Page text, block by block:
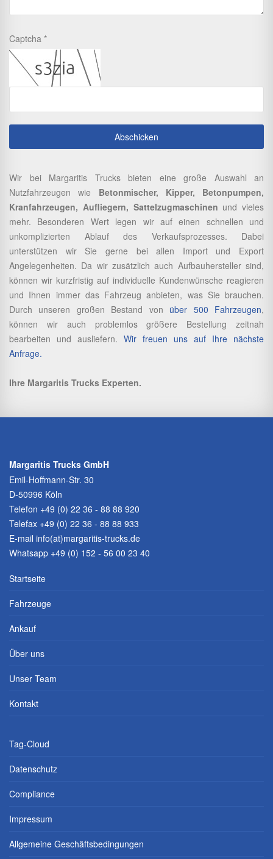
Captcha
Wir bei Margaritis Trucks bieten eine große Auswahl an
Nutzfahrzeugen wie Betonmischer, Kipper, Betonpumpen,
Kranfahrzeugen, Aufliegern, Sattelzugmaschinen und vieles
mehr. Besonderen Wert legen wir auf einen schnellen und
unkomplizierten Ablauf des Verkaufsprozesses. Dabei
unterstützen wir Sie gerne bei allen Import und Export
Angelegenheiten. Da wir zusätzlich auch Aufbauhersteller sind,
können wir kurzfristig auf individuelle Kundenwünsche reagieren
und Ihnen immer das Fahrzeug anbieten, was Sie brauchen.
Durch unseren großen Bestand von über 500 Fahrzeugen,
können wir auch problemlos größere Bestellung zeitnah
bearbeiten und ausliefern. Wir freuen uns auf Ihre nächste
Anfrage.
Ihre Margaritis Trucks Experten.
Margaritis Trucks GmbH
Emil-Hoffmann-Str. 30
D-50996 Köln
Telefon +49 (0) 22 36 - 88 88 920
Telefax +49 (0) 22 36 - 88 88 933
E-mail info(at)margaritis-trucks.de
Whatsapp +49 (0) 152 - 56 00 23 40
Startseite
Fahrzeuge
Ankauf
Über uns
Unser Team
Kontakt
Tag-Cloud
Datenschutz
Compliance
Impressum
Allgemeine Geschäftsbedingungen